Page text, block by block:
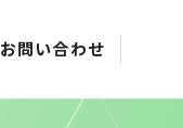
お問い合わせ